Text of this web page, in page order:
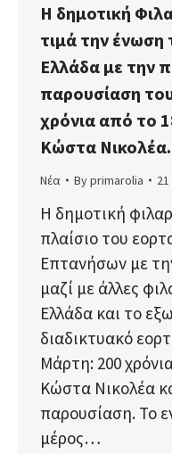
Η δημοτική
τιμά την
Ελλάδα με την
παρουσίαση
χρόνια από το
Κώστα Νικολέα.
Νέα Byprimarolia
Η δημοτική
πλαίσιο του
Επτανήσων με
μαζί με άλλες
Ελλάδα και το
διαδικτυακό
Μάρτη: 200
Κώστα Νικολέα
παρουσίαση. Το
μέρος…